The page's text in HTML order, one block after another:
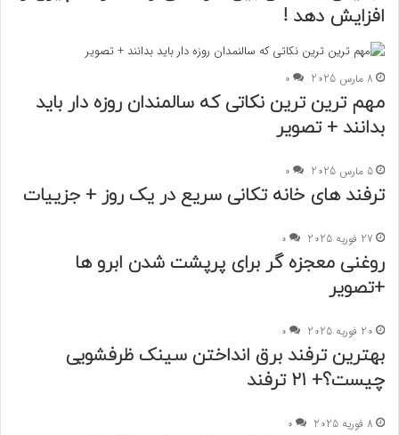
افزایش دهد !
8 مارس 2025 0
مهم ترین ترین نکاتی که سالمندان روزه دار باید
بدانند + تصویر
5 مارس 2025 0
ترفند های خانه تکانی سریع در یک روز + جزییات
27 فوریه 2025 0
روغنی معجزه گر برای پرپشت شدن ابرو ها
+تصویر
20 فوریه 2025 0
بهترین ترفند برق انداختن سینک ظرفشویی
چیست؟+ 21 ترفند
8 فوریه 2025 0